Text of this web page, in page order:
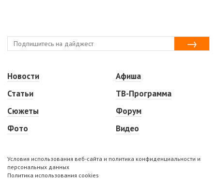
Новости
Статьи
Сюжеты
Фото
Афиша
ТВ-Программа
Форум
Видео
Условия использования веб-сайта и политика конфиденциальности и
персональных данных
Политика использования cookies